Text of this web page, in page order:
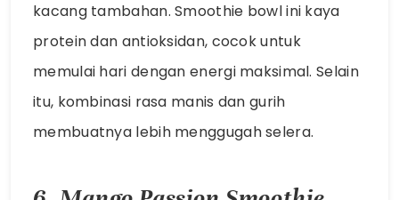
kacang tambahan. Smoothie bowl ini kaya
protein dan antioksidan, cocok untuk
memulai hari dengan energi maksimal. Selain
itu, kombinasi rasa manis dan gurih
membuatnya lebih menggugah selera.